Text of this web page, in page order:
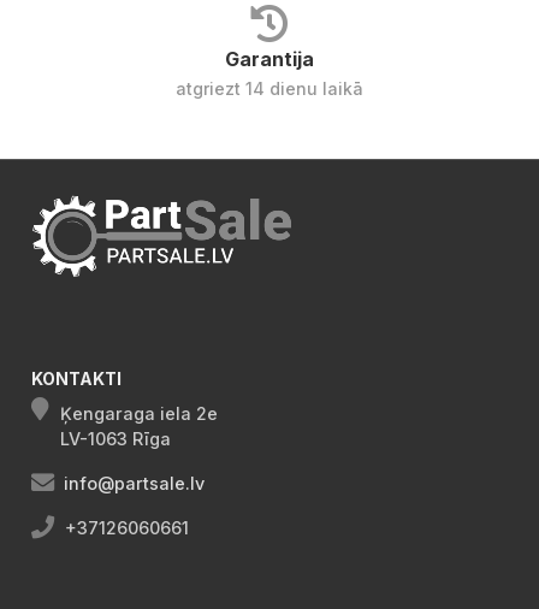
Garantija
atgriezt 14 dienu laikā
KONTAKTI
Ķengaraga iela 2e
LV-1063 Rīga
info@partsale.lv
+37126060661